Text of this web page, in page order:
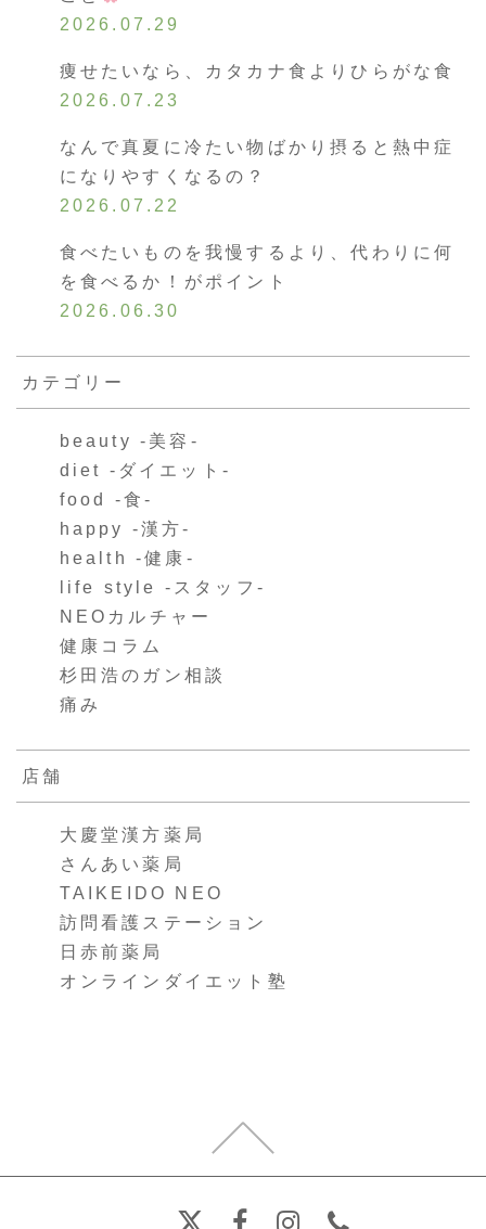
2026.07.29
痩せたいなら、カタカナ食よりひらがな食
2026.07.23
なんで真夏に冷たい物ばかり摂ると熱中症
になりやすくなるの？
2026.07.22
食べたいものを我慢するより、代わりに何
を食べるか！がポイント
2026.06.30
カテゴリー
beauty -美容-
diet -ダイエット-
food -食-
happy -漢方-
health -健康-
life style -スタッフ-
NEOカルチャー
健康コラム
杉田浩のガン相談
痛み
店舗
大慶堂漢方薬局
さんあい薬局
TAIKEIDO NEO
訪問看護ステーション
日赤前薬局
オンラインダイエット塾